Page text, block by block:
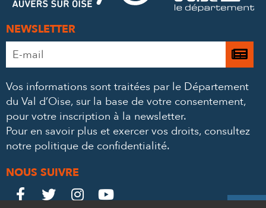
NEWSLETTER
Adresse
e-
*
Je
à
Vos informations sont traitées par le Département
du Val d’Oise, sur la base de votre consentement,
pour votre inscription à la newsletter.
Pour en savoir plus et exercer vos droits, consultez
notre politique de confidentialité.
NOUS SUIVRE
Le
 Le
 Le
 Le
